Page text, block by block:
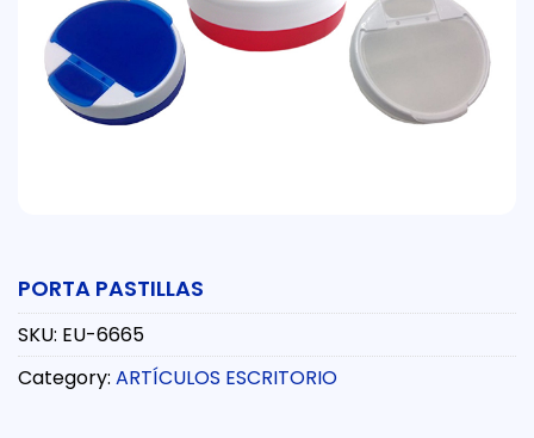
PORTA PASTILLAS
SKU: EU-6665
Category: ARTÍCULOS ESCRITORIO